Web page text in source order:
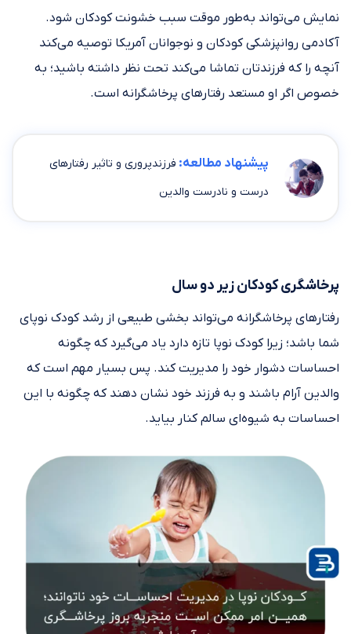
نمایش می‌تواند به‌طور موقت سبب خشونت کودکان شود.
آکادمی روانپزشکی کودکان و نوجوانان آمریکا توصیه می‌کند
آنچه را که فرزندتان تماشا می‌کند تحت نظر داشته باشید؛ به
خصوص اگر او مستعد رفتارهای پرخاشگرانه است.
پیشنهاد مطالعه: فرزندپروری و تاثیر رفتارهای
درست و نادرست والدین
پرخاشگری کودکان زیر دو سال
رفتارهای پرخاشگرانه می‌تواند بخشی طبیعی از رشد کودک نوپای
شما باشد؛ زیرا کودک نوپا تازه دارد یاد می‌گیرد که چگونه
احساسات دشوار خود را مدیریت کند. پس بسیار مهم است که
والدین آرام باشند و به فرزند خود نشان دهند که چگونه با این
احساسات به شیوه‌ای سالم کنار بیاید.